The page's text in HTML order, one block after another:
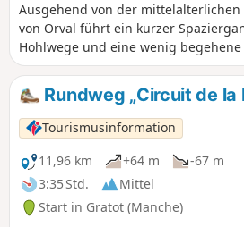
Ausgehend von der mittelalterlichen
von Orval führt ein kurzer
Hohlwege und eine wenig
Straße zu einer alten Mühle am Fluss
Soulles.Rundweg „Circuit de la
Tourismusinformation
11,96 km
+64 m
-67 m
3:35 Std.
Mittel
Start in Gratot (Manche)